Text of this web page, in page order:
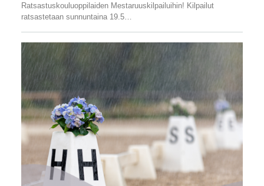
Ratsastuskouluoppilaiden Mestaruuskilpailuihin! Kilpailut
ratsastetaan sunnuntaina 19.5…